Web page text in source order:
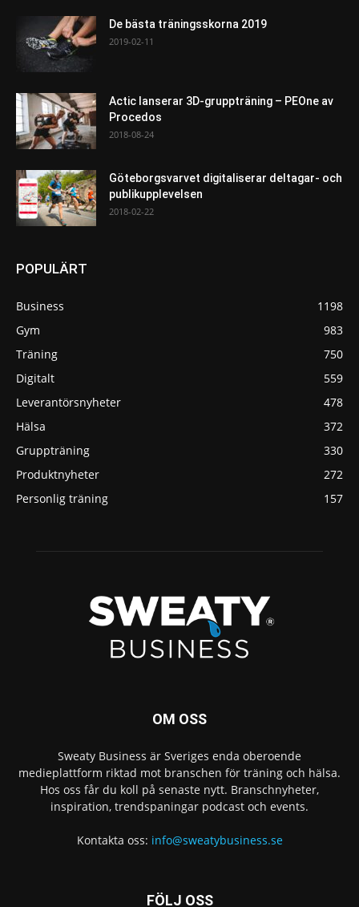
De bästa träningsskorna 2019
2019-02-11
Actic lanserar 3D-gruppträning – PEOne av
Procedos
2018-08-24
Göteborgsvarvet digitaliserar deltagar- och
publikupplevelsen
2018-02-22
POPULÄRT
Business
1198
Gym
983
Träning
750
Digitalt
559
Leverantörsnyheter
478
Hälsa
372
Gruppträning
330
Produktnyheter
272
Personlig träning
157
OM OSS
Sweaty Business är Sveriges enda oberoende
medieplattform riktad mot branschen för träning och hälsa.
Hos oss får du koll på senaste nytt. Branschnyheter,
inspiration, trendspaningar podcast och events.
Kontakta oss: info@sweatybusiness.se
FÖLJ OSS